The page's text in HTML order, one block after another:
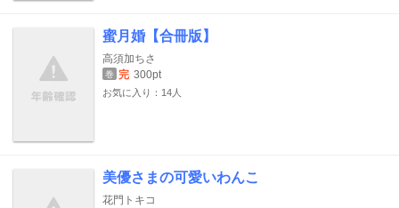
蜜月婚【合冊版】
高須加ちさ
巻 完 300pt
お気に入り：14人
美優さまの可愛いわんこ
花門トキコ